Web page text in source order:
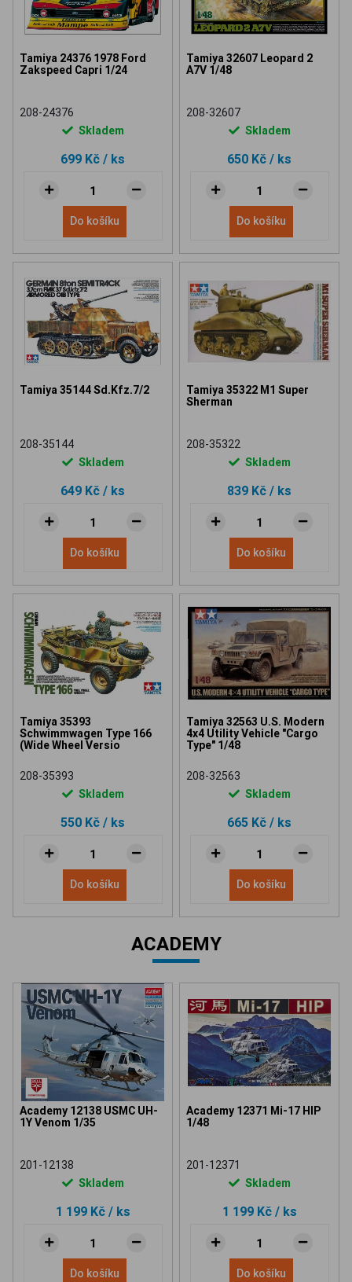
Tamiya 24376 1978 Ford
Zakspeed Capri 1/24
208-24376
Skladem
699 Kč / ks
Do košíku
Tamiya 32607 Leopard 2
A7V 1/48
208-32607
Skladem
650 Kč / ks
Do košíku
Tamiya 35144 Sd.Kfz.7/2
208-35144
Skladem
649 Kč / ks
Do košíku
Tamiya 35322 M1 Super
Sherman
208-35322
Skladem
839 Kč / ks
Do košíku
Tamiya 35393
Schwimmwagen Type 166
(Wide Wheel Versio
208-35393
Skladem
550 Kč / ks
Do košíku
Tamiya 32563 U.S. Modern
4x4 Utility Vehicle "Cargo
Type" 1/48
208-32563
Skladem
665 Kč / ks
Do košíku
ACADEMY
Academy 12138 USMC UH-
1Y Venom 1/35
201-12138
Skladem
1 199 Kč / ks
Do košíku
Academy 12371 Mi-17 HIP
1/48
201-12371
Skladem
1 199 Kč / ks
Do košíku